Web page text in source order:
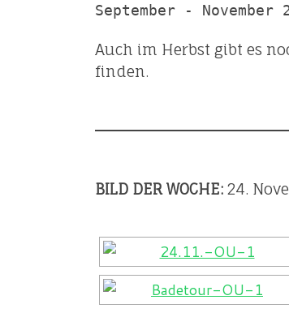
September - November
Auch im Herbst gibt es
finden.
BILD DER WOCHE: 24.